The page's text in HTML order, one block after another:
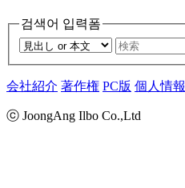
검색어 입력폼
会社紹介 著作権 PC版 個人情報
ⓒ JoongAng Ilbo Co.,Ltd